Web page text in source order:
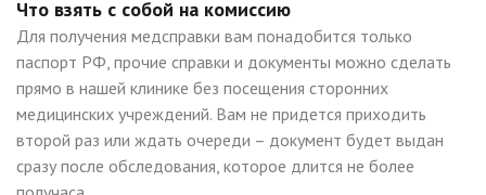
Что взять с собой на комиссию
Для получения медсправки вам понадобится только
паспорт РФ, прочие справки и документы можно сделать
прямо в нашей клинике без посещения сторонних
медицинских учреждений. Вам не придется приходить
второй раз или ждать очереди – документ будет выдан
сразу после обследования, которое длится не более